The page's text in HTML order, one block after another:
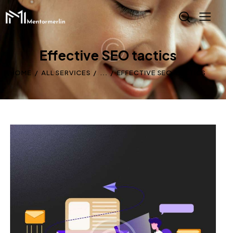
Effective SEO tactics
HOME ALL SERVICES ... EFFECTIVE SEO TACTICS